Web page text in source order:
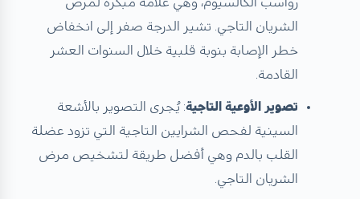
الشريان التاجي. تشير الدرجة صفر إلى انخفاض
خطر الإصابة بنوبة قلبية خلال السنوات العشر
القادمة.
تصوير الأوعية التاجية: يُجرى التصوير بالأشعة
السينية لفحص الشرايين التاجية التي تزود عضلة
القلب بالدم وهي أفضل طريقة لتشخيص مرض
الشريان التاجي.